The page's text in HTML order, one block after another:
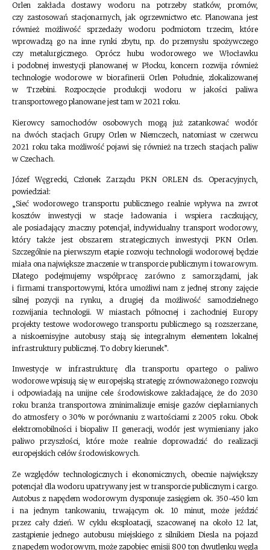
Orlen zakłada dostawy wodoru na potrzeby statków, promów,
czy zastosowań stacjonarnych, jak ogrzewnictwo etc. Planowana jest
również możliwość sprzedaży wodoru podmiotom trzecim, które
wprowadzą go na inne rynki zbytu, np. do przemysłu spożywczego
czy metalurgicznego. Oprócz hubu wodorowego we Włocławku
i podobnej inwestycji planowanej w Płocku, koncern rozwija również
technologie wodorowe w biorafinerii Orlen Południe, zlokalizowanej
w Trzebini. Rozpoczęcie produkcji wodoru w jakości paliwa
transportowego planowane jest tam w 2021 roku.
Kierowcy samochodów osobowych mogą już zatankować wodór
na dwóch stacjach Grupy Orlen w Niemczech, natomiast w czerwcu
2021 roku taka możliwość pojawi się również na trzech stacjach paliw
w Czechach.
Józef Węgrecki, Członek Zarządu PKN ORLEN ds. Operacyjnych,
powiedział:
„Sieć wodorowego transportu publicznego realnie wpływa na zwrot
kosztów inwestycji w stacje ładowania i wspiera raczkujący,
ale posiadający znaczny potencjał, indywidualny transport wodorowy,
który także jest obszarem strategicznych inwestycji PKN Orlen.
Szczególnie na pierwszym etapie rozwoju technologii wodorowej będzie
miała ona największe znaczenie w transporcie publicznym i towarowym.
Dlatego podejmujemy współpracę zarówno z samorządami, jak
i firmami transportowymi, która umożliwi nam z jednej strony zajęcie
silnej pozycji na rynku, a drugiej da możliwość samodzielnego
rozwijania technologii. W miastach północnej i zachodniej Europy
projekty testowe wodorowego transportu publicznego są rozszerzane,
a niskoemisyjne autobusy stają się integralnym elementem lokalnej
infrastruktury publicznej. To dobry kierunek”.
Inwestycje w infrastrukturę dla transportu opartego o paliwo
wodorowe wpisują się w europejską strategię zrównoważonego rozwoju
i odpowiadają na unijne cele środowiskowe zakładające, że do 2030
roku branża transportowa zminimalizuje emisje gazów cieplarnianych
do atmosfery o 30% w porównaniu z wartościami z 2005 roku. Obok
elektromobilności i biopaliw II generacji, wodór jest wymieniany jako
paliwo przyszłości, które może realnie doprowadzić do realizacji
europejskich celów środowiskowych.
Ze względów technologicznych i ekonomicznych, obecnie największy
potencjał dla wodoru upatrywany jest w transporcie publicznym i cargo.
Autobus z napędem wodorowym dysponuje zasięgiem ok. 350-450 km
i na jednym tankowaniu, trwającym ok. 10 minut, może jeździć
przez cały dzień. W cyklu eksploatacji, szacowanej na około 12 lat,
zastąpienie jednego autobusu miejskiego z silnikiem Diesla na pojazd
z napędem wodorowym, może zapobiec emisji 800 ton dwutlenku węgla